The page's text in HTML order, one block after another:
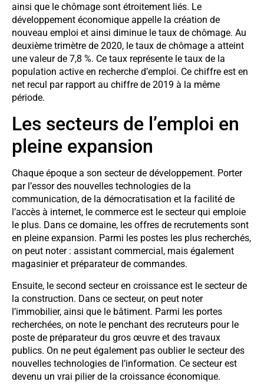
ainsi que le chômage sont étroitement liés. Le
développement économique appelle la création de
nouveau emploi et ainsi diminue le taux de chômage. Au
deuxième trimètre de 2020, le taux de chômage a atteint
une valeur de 7,8 %. Ce taux représente le taux de la
population active en recherche d’emploi. Ce chiffre est en
net recul par rapport au chiffre de 2019 à la même
période.
Les secteurs de l’emploi en
pleine expansion
Chaque époque a son secteur de développement. Porter
par l’essor des nouvelles technologies de la
communication, de la démocratisation et la facilité de
l’accès à internet, le commerce est le secteur qui emploie
le plus. Dans ce domaine, les offres de recrutements sont
en pleine expansion. Parmi les postes les plus recherchés,
on peut noter : assistant commercial, mais également
magasinier et préparateur de commandes.
Ensuite, le second secteur en croissance est le secteur de
la construction. Dans ce secteur, on peut noter
l’immobilier, ainsi que le bâtiment. Parmi les portes
recherchées, on note le penchant des recruteurs pour le
poste de préparateur du gros œuvre et des travaux
publics. On ne peut également pas oublier le secteur des
nouvelles technologies de l’information. Ce secteur est
devenu un vrai pilier de la croissance économique.